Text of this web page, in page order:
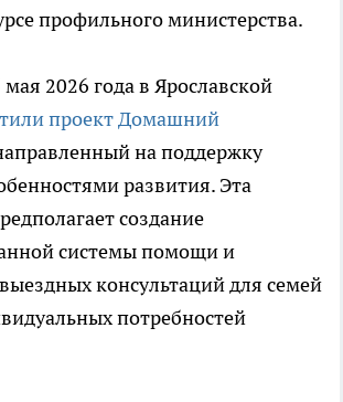
профильного министерства.
2026 года в Ярославской
проект Домашний
на поддержку
развития. Эта
создание
системы помощи и
консультаций для семей
потребностей